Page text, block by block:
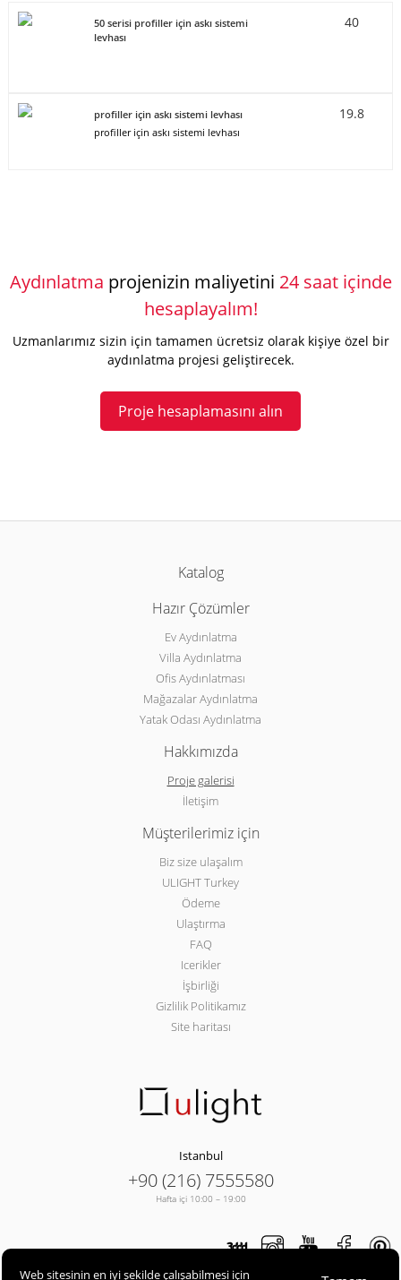
50 serisi profiller için askı sistemi
levhası
40
profiller için askı sistemi levhası
profiller için askı sistemi levhası
19.8
Aydınlatma projenizin maliyetini 24 saat içinde
hesaplayalım!
Uzmanlarımız sizin için tamamen ücretsiz olarak kişiye özel bir
aydınlatma projesi geliştirecek.
Proje hesaplamasını alın
Katalog
Hazır Çözümler
Ev Aydınlatma
Villa Aydınlatma
Ofis Aydınlatması
Mağazalar Aydınlatma
Yatak Odası Aydınlatma
Hakkımızda
Proje galerisi
İletişim
Müşterilerimiz için
Biz size ulaşalım
ULIGHT Turkey
Ödeme
Ulaştırma
FAQ
Icerikler
İşbirliği
Gizlilik Politikamız
Site haritası
Istanbul
+90 (216) 7555580
Hafta içi 10:00 – 19:00
Web sitesinin en iyi şekilde çalışabilmesi için